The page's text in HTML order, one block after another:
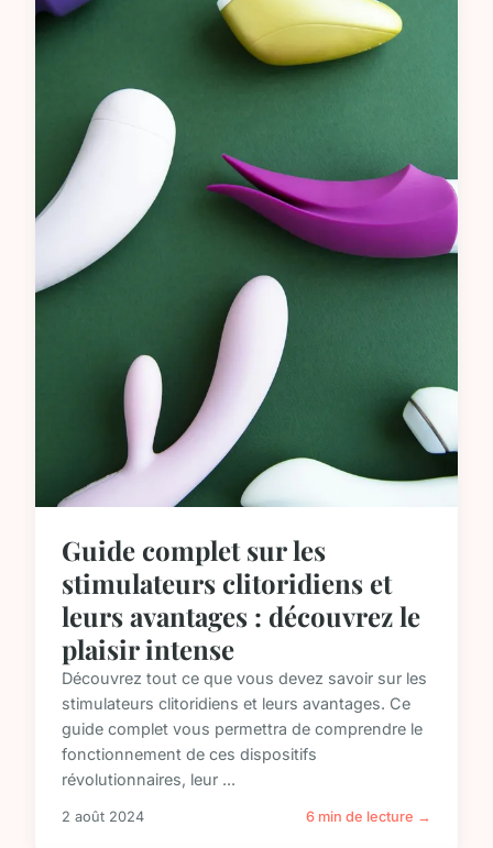
Guide complet sur les
stimulateurs clitoridiens et
leurs avantages : découvrez le
plaisir intense
Découvrez tout ce que vous devez savoir sur les
stimulateurs clitoridiens et leurs avantages. Ce
guide complet vous permettra de comprendre le
fonctionnement de ces dispositifs
révolutionnaires, leur ...
2 août 2024 6 min de lecture →